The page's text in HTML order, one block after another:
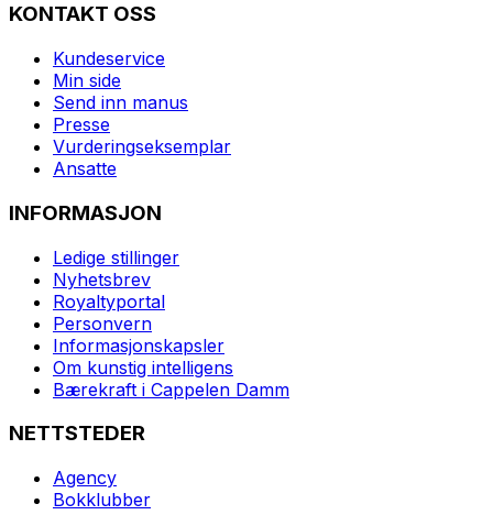
KONTAKT OSS
Kundeservice
Min side
Send inn manus
Presse
Vurderingseksemplar
Ansatte
INFORMASJON
Ledige stillinger
Nyhetsbrev
Royaltyportal
Personvern
Informasjonskapsler
Om kunstig intelligens
Bærekraft i Cappelen Damm
NETTSTEDER
Agency
Bokklubber